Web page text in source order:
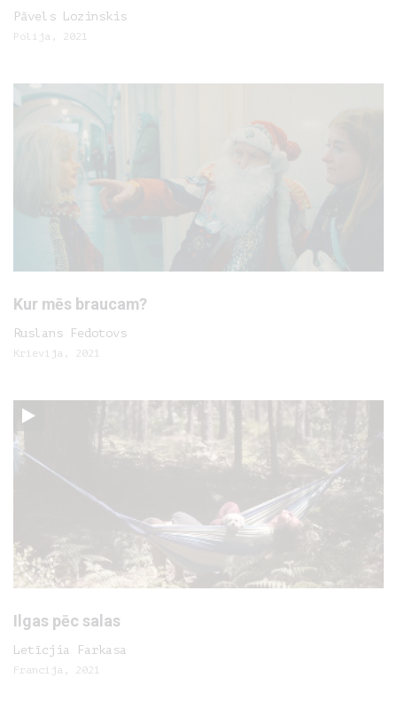
Pāvels Lozinskis
Polija, 2021
Kur mēs braucam?
Ruslans Fedotovs
Krievija, 2021
Ilgas pēc salas
Letīcjia Farkasa
Francija, 2021